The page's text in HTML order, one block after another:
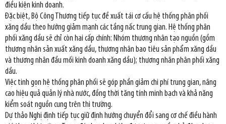
điều kiện kinh doanh.
Đặc biệt, Bộ Công Thương tiếp tục đề xuất tái cơ cấu hệ thống phân phối
xăng dầu theo hướng giảm mạnh các tầng nấc trung gian. Hệ thống phân
phối xăng dầu sẽ chỉ còn hai cấp chính: Nhóm thương nhân tạo nguồn (gồm
thương nhân sản xuất xăng dầu, thương nhân bao tiêu sản phẩm xăng dầu
và thương nhân đầu mối kinh doanh xăng dầu); thương nhân phân phối xăng
dầu.
Việc tinh gọn hệ thống phân phối sẽ góp phần giảm chi phí trung gian, nâng
cao hiệu quả quản lý nhà nước, đồng thời tăng tính minh bạch và khả năng
kiểm soát nguồn cung trên thị trường.
Dự thảo Nghị định tiếp tục giữ định hướng chuyển đổi sang cơ chế điều hành